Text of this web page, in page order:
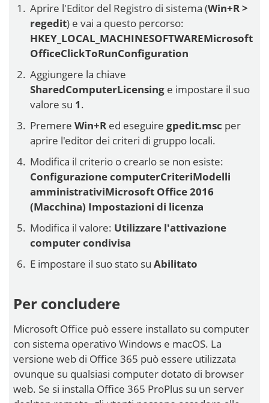
Aprire l'Editor del Registro di sistema (Win+R >
regedit) e vai a questo percorso:
HKEY_LOCAL_MACHINESOFTWAREMicrosoft
OfficeClickToRunConfiguration
Aggiungere la chiave
SharedComputerLicensing e impostare il suo
valore su 1.
Premere Win+R ed eseguire gpedit.msc per
aprire l'editor dei criteri di gruppo locali.
Modifica il criterio o crearlo se non esiste:
Configurazione computerCriteriModelli
amministrativiMicrosoft Office 2016
(Macchina) Impostazioni di licenza
Modifica il valore: Utilizzare l'attivazione
computer condivisa
E impostare il suo stato su Abilitato
Per concludere
Microsoft Office può essere installato su computer
con sistema operativo Windows e macOS. La
versione web di Office 365 può essere utilizzata
ovunque su qualsiasi computer dotato di browser
web. Se si installa Office 365 ProPlus su un server